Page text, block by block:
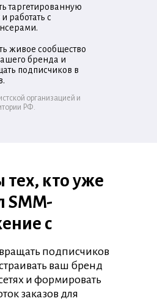
организацией и
РФ.
таргетированную
работать с
живое сообщество
бренда и
подписчиков в
кто уже
SMM-
с
подписчиков
ваш бренд
и формировать
заказов для